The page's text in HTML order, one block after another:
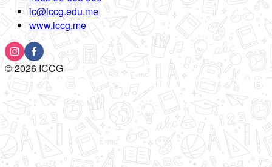
ic@iccg.edu.me
www.iccg.me
©2026ICCG